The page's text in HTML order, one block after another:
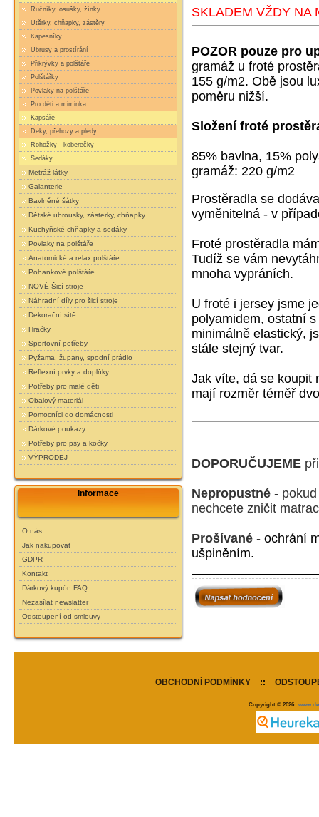
Ručníky, osušky, žínky
Utěrky, chňapky, zástěry
Kapesníky
Ubrusy a prostírání
Přikrývky a polštáře
Polštářky
Povlaky na polštáře
Pro děti a miminka
Kapsáře
Deky, přehozy a plédy
Rohožky - koberečky
Sedáky
Metráž látky
Galanterie
Bavlněné šátky
Dětské ubrousky, zásterky, chňapky
Kuchyňské chňapky a sedáky
Povlaky na polštáře
Anatomické a relax polštáře
Pohankové polštáře
NOVÉ Šicí stroje
Náhradní díly pro šicí stroje
Dekorační sítě
Hračky
Sportovní potřeby
Pyžama, župany, spodní prádlo
Reflexní prvky a doplňky
Potřeby pro malé děti
Obalový materiál
Pomocníci do domácnosti
Dárkové poukazy
Potřeby pro psy a kočky
VÝPRODEJ
Informace
O nás
Jak nakupovat
GDPR
Kontakt
Dárkový kupón FAQ
Nezasílat newslatter
Odstoupení od smlouvy
SKLADEM VŽDY NA
POZOR pouze pro
gramáž u froté
155 g/m2. Obě jsou
poměru nižší.
Složení froté
85% bavlna, 15%
gramáž: 220 g/m2
Prostěradla se
vyměnitelná - v
Froté prostěradla
Tudíž se vám
mnoha vypráních.
U froté i jersey jsme
polyamidem, ostatní
minimálně elastický,
stále stejný tvar.
Jak víte, dá se koupit
mají rozměr téměř
DOPORUČUJEME
Nepropustné -
nechcete zničit
Prošívané- ochrání
ušpiněním.
OBCHODNÍ PODMÍNKY ::
Copyright © 2026